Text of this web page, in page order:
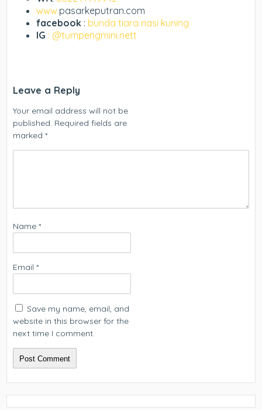
www.pasarkeputran.com
facebook : bunda tiara nasi kuning
IG : @tumpengmini.nett
Leave a Reply
Your email address will not be
published. Required fields are
marked*
Name*
Email*
Save my name, email, and
website in this browser for the
next time I comment.